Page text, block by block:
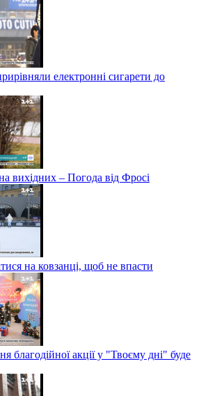
електронні сигарети до
вихідних – Погода від Фросі
на ковзанці, щоб не впасти
благодійної акції у "Твоєму дні" буде